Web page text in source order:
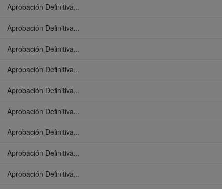
Aprobación Definitiva...
Aprobación Definitiva...
Aprobación Definitiva...
Aprobación Definitiva...
Aprobación Definitiva...
Aprobación Definitiva...
Aprobación Definitiva...
Aprobación Definitiva...
Aprobación Definitiva...